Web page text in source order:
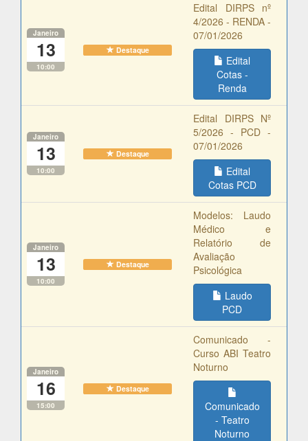
Janeiro
13
10:00
Destaque
Edital DIRPS nº
4/2026 - RENDA -
07/01/2026
Edital
Cotas -
Renda
Janeiro
13
10:00
Destaque
Edital DIRPS Nº
5/2026 - PCD -
07/01/2026
Edital
Cotas PCD
Janeiro
13
10:00
Destaque
Modelos: Laudo
Médico e
Relatório de
Avaliação
Psicológica
Laudo
PCD
Janeiro
16
15:00
Destaque
Comunicado -
Curso ABI Teatro
Noturno
Comunicado
- Teatro
Noturno